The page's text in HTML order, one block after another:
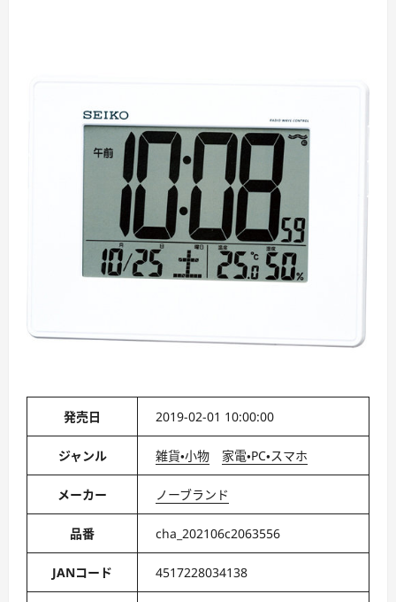
発売日 2019-02-01 10:00:00
ジャンル 雑貨・小物 家電・PC・スマホ
メーカー ノーブランド
品番 cha_202106c2063556
JANコード 4517228034138